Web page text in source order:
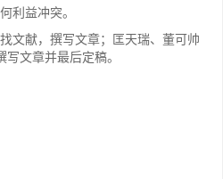
利益冲突。
文献，撰写文章；匡天瑞、董可帅
文章并最后定稿。